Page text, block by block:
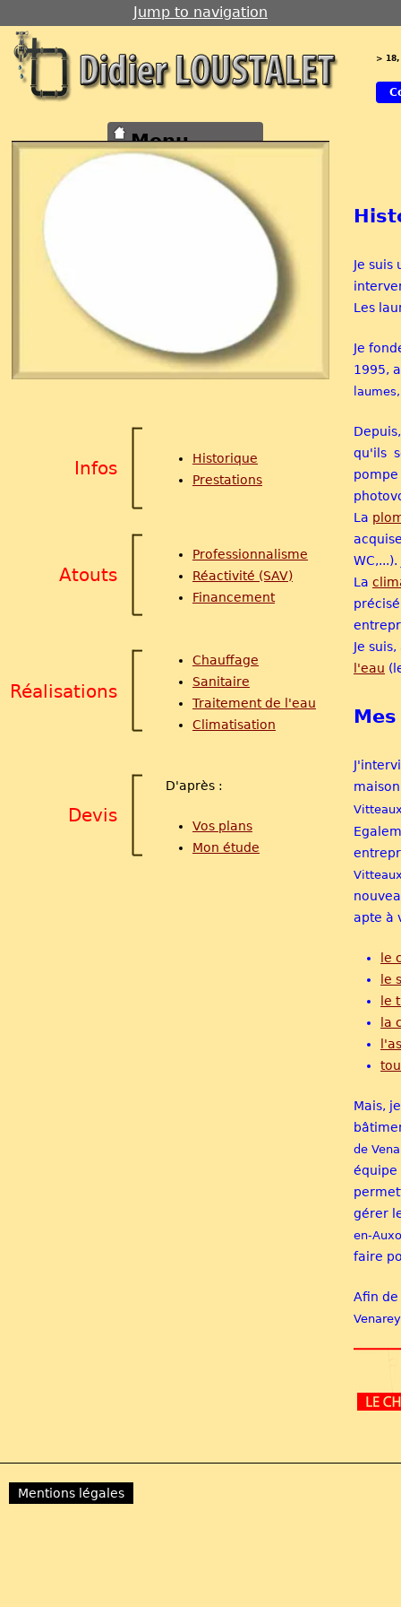
Jump to navigation
> 18,
Je
Les
Je
1995,
qu'ils
La
La
Je
l'eau
apte à
le
le
le
la
Mais,
de
équipe
gérer
en-
faire
Afin
Menu
Infos
Historique
Prestations
Atouts
Professionnalisme
Réactivité (SAV)
Financement
Réalisations
Chauffage
Sanitaire
Traitement de l'eau
Climatisation
Devis
D'après :
Vos plans
Mon étude
Mentions légales